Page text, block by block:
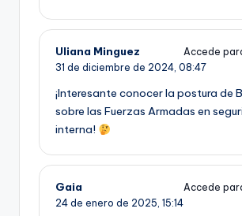
Uliana Minguez
Accede
31 de diciembre de 2024, 08:47
¡Interesante conocer la postura de
sobre las Fuerzas Armadas en
interna!
Gaia
Accede
24 de enero de 2025, 15:14